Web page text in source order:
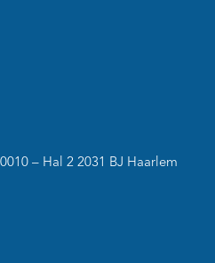
– Hal 2 2031 BJ Haarlem